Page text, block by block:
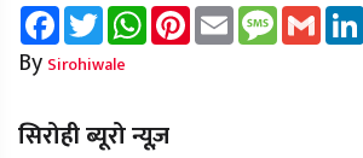
FacebookTwitterWhatsAppPinterest
Email Message
Gmail
By Sirohiwale
सिरोही ब्यूरो न्यूज़